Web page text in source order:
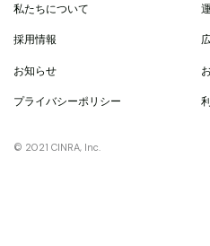
私たちについて
採用情報
お知らせ
プライバシーポリシー
© 2021 CINRA, Inc.